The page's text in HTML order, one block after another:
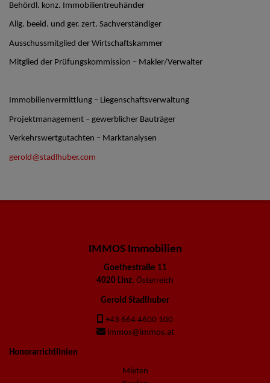
Behördl. konz. Immobilientreuhänder
Allg. beeid. und ger. zert. Sachverständiger
Ausschussmitglied der Wirtschaftskammer
Mitglied der Prüfungskommission – Makler/Verwalter
Immobilienvermittlung – Liegenschaftsverwaltung
Projektmanagement – gewerblicher Bauträger
Verkehrswertgutachten – Marktanalysen
gerold@stadlhuber.com
IMMOS Immobilien
Goethestraße 11
4020 Linz, Österreich
Gerold Stadlhuber
+43 664 4600 100
immos@immos.at
Honorarrichtlinien
Mieten